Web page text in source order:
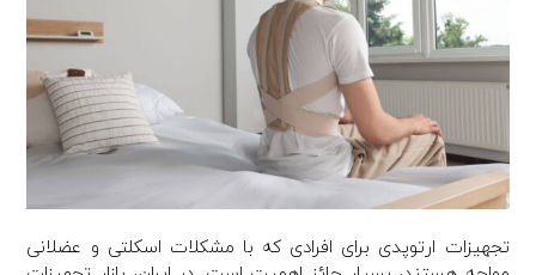
تجهیزات ارتوپدی برای افرادی که با مشکلات اسکلتی و عضلانی